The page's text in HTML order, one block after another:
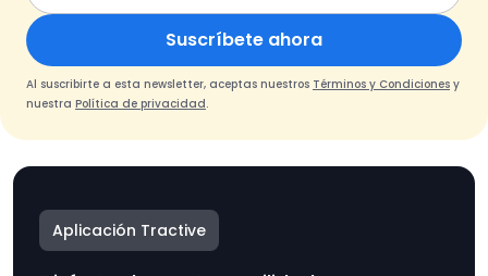
Suscríbete ahora
Al suscribirte a esta newsletter, aceptas nuestros Términos y Condiciones y
nuestra Política de privacidad.
Aplicación Tractive